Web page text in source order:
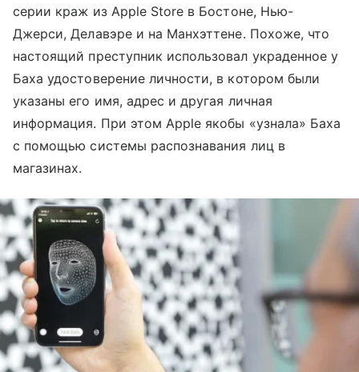
серии краж из Apple Store в Бостоне, Нью-
Джерси, Делавэре и на Манхэттене. Похоже, что
настоящий преступник использовал украденное у
Баха удостоверение личности, в котором были
указаны его имя, адрес и другая личная
информация. При этом Apple якобы «узнала» Баха
с помощью системы распознавания лиц в
магазинах.